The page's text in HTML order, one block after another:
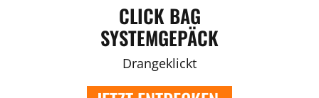
CLICK BAG
SYSTEMGEPÄCK
Drangeklickt